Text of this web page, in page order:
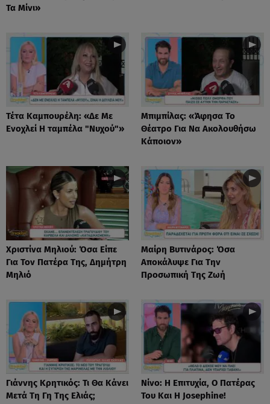
Τα Μίνι»
Τέτα Καμπουρέλη: «Δε Mε
Eνοχλεί H ταμπέλα "Νυχού"»
Μπιμπίλας: «Άφησα Το
Θέατρο Για Να Ακολουθήσω
Κάποιον»
Χριστίνα Μηλιού: Όσα Είπε
Για Τον Πατέρα Της, Δημήτρη
Μηλιό
Μαίρη Βυτινάρος: Όσα
Αποκάλυψε Για Την
Προσωπική Της Ζωή
Γιάννης Κρητικός: Τι Θα Κάνει
Μετά Τη Γη Της Ελιάς;
Νίνο: Η Επιτυχία, Ο Πατέρας
Του Και Η Josephine!